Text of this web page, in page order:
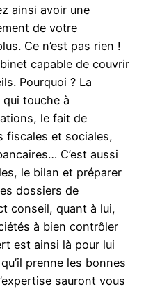
ainsi avoir une
de votre
Ce n’est pas rien !
capable de couvrir
Pourquoi ? La
touche à
le fait de
fiscales et sociales,
C’est aussi
le bilan et préparer
dossiers de
conseil, quant à lui,
à bien contrôler
est ainsi là pour lui
prenne les bonnes
sauront vous